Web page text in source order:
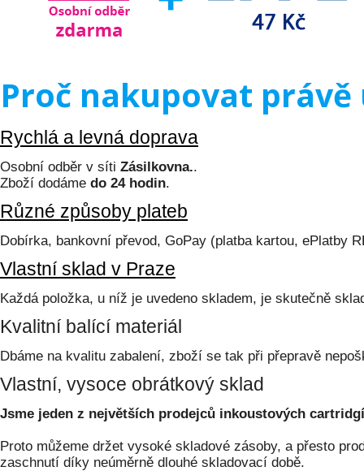
Proč nakupovat právě
Rychlá a levná doprava
Osobní odběr v síti Zásilkovna..
Zboží dodáme do 24 hodin.
Různé způsoby plateb
Dobírka, bankovní převod, GoPay (platba kartou, ePlatby
Vlastní sklad v Praze
Každá položka, u níž je uvedeno skladem, je skutečně
Kvalitní balící materiál
Dbáme na kvalitu zabalení, zboží se tak při přepravě
Vlastní, vysoce obrátkový sklad
Jsme jeden z největších prodejců inkoustových
Proto můžeme držet vysoké skladové zásoby, a přesto
zaschnutí díky neúměrně dlouhé skladovací době.